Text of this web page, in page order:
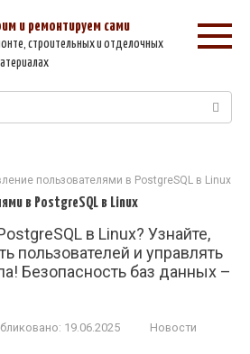
и ремонтируем сами
строительных и отделочных
пользователями в PostgreSQL в Linux
в PostgreSQL в Linux
в Linux? Узнайте,
пользователей и управлять
Безопасность баз данных –
19.06.2025
Новости